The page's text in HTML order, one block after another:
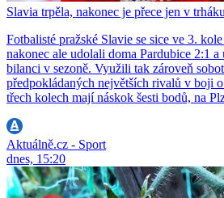
Slavia trpěla, nakonec je přece jen v trháku
Fotbalisté pražské Slavie se sice ve 3.
nakonec ale udolali doma Pardubice 2:1
bilanci v sezoně. Využili tak zároveň
předpokládaných největších rivalů v boji
třech kolech mají náskok šesti bodů, na
Aktuálně.cz - Sport
dnes, 15:20